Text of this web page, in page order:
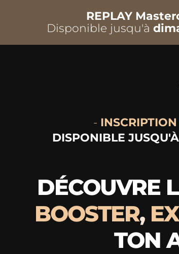
REPLAY
Disponible jusqu'à
-
DISPONIBLE
DÉCOUVRE
BOOSTER,
TON